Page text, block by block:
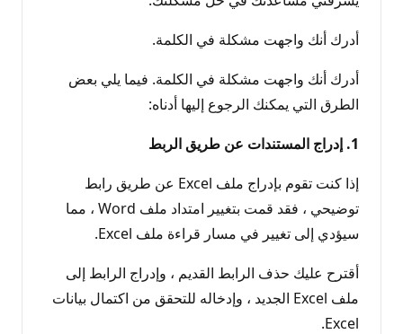
أدرك أنك واجهت مشكلة في الكلمة.
أدرك أنك واجهت مشكلة في الكلمة. فيما يلي بعض
الطرق التي يمكنك الرجوع إليها أدناه:
1. إدراج المستندات عن طريق الربط
إذا كنت تقوم بإدراج ملف Excel عن طريق رابط
توضيحي ، فقد قمت بتغيير امتداد ملف Word ، مما
سيؤدي إلى تغيير في مسار قراءة ملف Excel.
أقترح عليك حذف الرابط القديم ، وإدراج الرابط إلى
ملف Excel الجديد ، وإدخاله للتحقق من اكتمال بيانات
Excel.